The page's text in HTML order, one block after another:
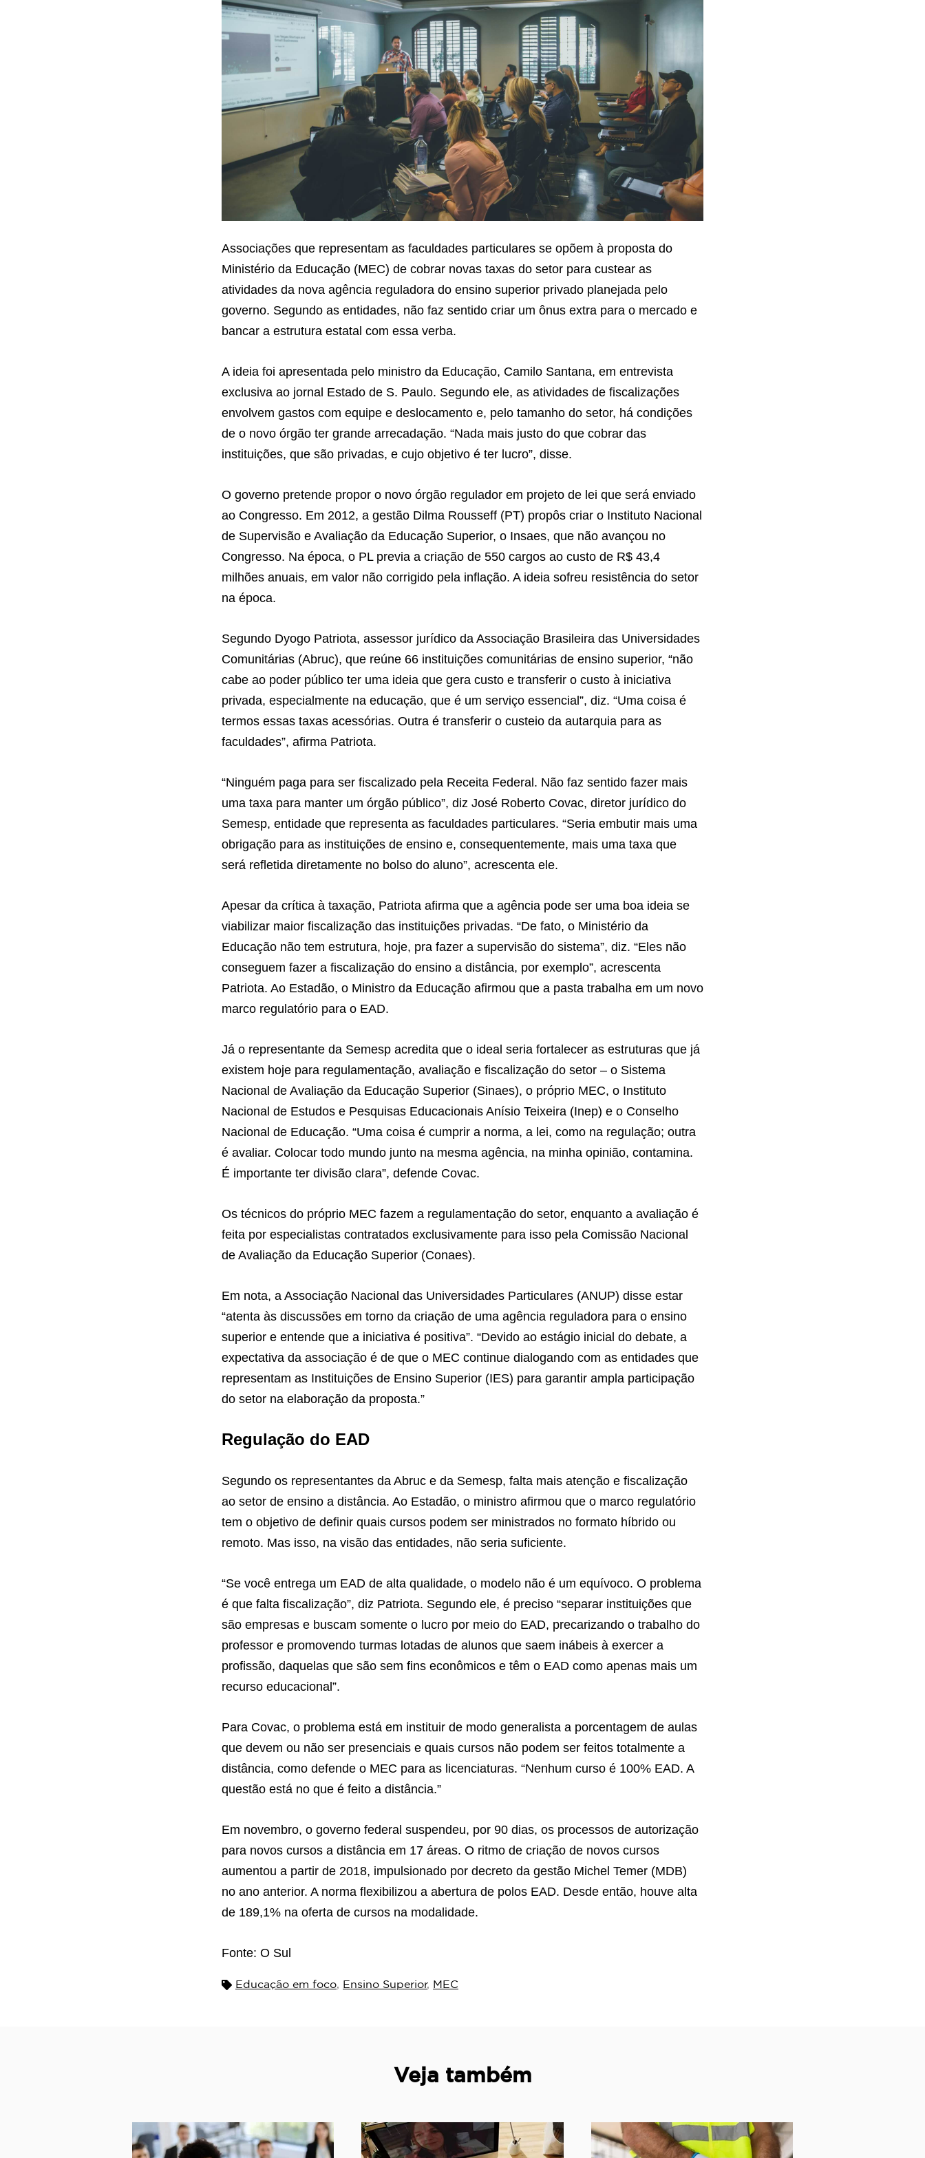
Associações que representam as faculdades particulares se opõem à proposta do
Ministério da Educação (MEC) de cobrar novas taxas do setor para custear as
atividades da nova agência reguladora do ensino superior privado planejada pelo
governo. Segundo as entidades, não faz sentido criar um ônus extra para o mercado e
bancar a estrutura estatal com essa verba.
A ideia foi apresentada pelo ministro da Educação, Camilo Santana, em entrevista
exclusiva ao jornal Estado de S. Paulo. Segundo ele, as atividades de fiscalizações
envolvem gastos com equipe e deslocamento e, pelo tamanho do setor, há condições
de o novo órgão ter grande arrecadação. “Nada mais justo do que cobrar das
instituições, que são privadas, e cujo objetivo é ter lucro”, disse.
O governo pretende propor o novo órgão regulador em projeto de lei que será enviado
ao Congresso. Em 2012, a gestão Dilma Rousseff (PT) propôs criar o Instituto Nacional
de Supervisão e Avaliação da Educação Superior, o Insaes, que não avançou no
Congresso. Na época, o PL previa a criação de 550 cargos ao custo de R$ 43,4
milhões anuais, em valor não corrigido pela inflação. A ideia sofreu resistência do setor
na época.
Segundo Dyogo Patriota, assessor jurídico da Associação Brasileira das Universidades
Comunitárias (Abruc), que reúne 66 instituições comunitárias de ensino superior, “não
cabe ao poder público ter uma ideia que gera custo e transferir o custo à iniciativa
privada, especialmente na educação, que é um serviço essencial”, diz. “Uma coisa é
termos essas taxas acessórias. Outra é transferir o custeio da autarquia para as
faculdades”, afirma Patriota.
“Ninguém paga para ser fiscalizado pela Receita Federal. Não faz sentido fazer mais
uma taxa para manter um órgão público”, diz José Roberto Covac, diretor jurídico do
Semesp, entidade que representa as faculdades particulares. “Seria embutir mais uma
obrigação para as instituições de ensino e, consequentemente, mais uma taxa que
será refletida diretamente no bolso do aluno”, acrescenta ele.
Apesar da crítica à taxação, Patriota afirma que a agência pode ser uma boa ideia se
viabilizar maior fiscalização das instituições privadas. “De fato, o Ministério da
Educação não tem estrutura, hoje, pra fazer a supervisão do sistema”, diz. “Eles não
conseguem fazer a fiscalização do ensino a distância, por exemplo”, acrescenta
Patriota. Ao Estadão, o Ministro da Educação afirmou que a pasta trabalha em um novo
marco regulatório para o EAD.
Já o representante da Semesp acredita que o ideal seria fortalecer as estruturas que já
existem hoje para regulamentação, avaliação e fiscalização do setor – o Sistema
Nacional de Avaliação da Educação Superior (Sinaes), o próprio MEC, o Instituto
Nacional de Estudos e Pesquisas Educacionais Anísio Teixeira (Inep) e o Conselho
Nacional de Educação. “Uma coisa é cumprir a norma, a lei, como na regulação; outra
é avaliar. Colocar todo mundo junto na mesma agência, na minha opinião, contamina.
É importante ter divisão clara”, defende Covac.
Os técnicos do próprio MEC fazem a regulamentação do setor, enquanto a avaliação é
feita por especialistas contratados exclusivamente para isso pela Comissão Nacional
de Avaliação da Educação Superior (Conaes).
Em nota, a Associação Nacional das Universidades Particulares (ANUP) disse estar
“atenta às discussões em torno da criação de uma agência reguladora para o ensino
superior e entende que a iniciativa é positiva”. “Devido ao estágio inicial do debate, a
expectativa da associação é de que o MEC continue dialogando com as entidades que
representam as Instituições de Ensino Superior (IES) para garantir ampla participação
do setor na elaboração da proposta.”
Regulação do EAD
Segundo os representantes da Abruc e da Semesp, falta mais atenção e fiscalização
ao setor de ensino a distância. Ao Estadão, o ministro afirmou que o marco regulatório
tem o objetivo de definir quais cursos podem ser ministrados no formato híbrido ou
remoto. Mas isso, na visão das entidades, não seria suficiente.
“Se você entrega um EAD de alta qualidade, o modelo não é um equívoco. O problema
é que falta fiscalização”, diz Patriota. Segundo ele, é preciso “separar instituições que
são empresas e buscam somente o lucro por meio do EAD, precarizando o trabalho do
professor e promovendo turmas lotadas de alunos que saem inábeis à exercer a
profissão, daquelas que são sem fins econômicos e têm o EAD como apenas mais um
recurso educacional”.
Para Covac, o problema está em instituir de modo generalista a porcentagem de aulas
que devem ou não ser presenciais e quais cursos não podem ser feitos totalmente a
distância, como defende o MEC para as licenciaturas. “Nenhum curso é 100% EAD. A
questão está no que é feito a distância.”
Em novembro, o governo federal suspendeu, por 90 dias, os processos de autorização
para novos cursos a distância em 17 áreas. O ritmo de criação de novos cursos
aumentou a partir de 2018, impulsionado por decreto da gestão Michel Temer (MDB)
no ano anterior. A norma flexibilizou a abertura de polos EAD. Desde então, houve alta
de 189,1% na oferta de cursos na modalidade.
Fonte: O Sul
Educação em foco, Ensino Superior, MEC
Veja também